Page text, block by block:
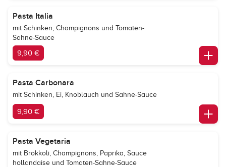
Pasta Italia
mit Schinken, Champignons und Tomaten-
Sahne-Sauce
9,90 €
Pasta Carbonara
mit Schinken, Ei, Knoblauch und Sahne-Sauce
9,90 €
Pasta Vegetaria
mit Brokkoli, Champignons, Paprika, Sauce
hollandaise und Tomaten-Sahne-Sauce